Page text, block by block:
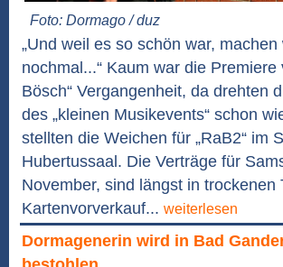
Foto: Dormago / duz
„Und weil es so schön war, machen
nochmal...“ Kaum war die Premiere
Bösch“ Vergangenheit, da drehten
des „kleinen Musikevents“ schon
stellten die Weichen für „RaB2“ im
Hubertussaal. Die Verträge für
November, sind längst in trockenen
Kartenvorverkauf... weiterlesen
Dormagenerin wird in Bad